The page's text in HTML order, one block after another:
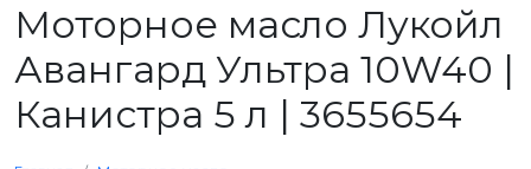
Моторное масло Лукойл
Авангард Ультра 10W40 |
Канистра 5 л | 3655654